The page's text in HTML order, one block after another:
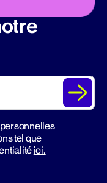
tel que
ici.